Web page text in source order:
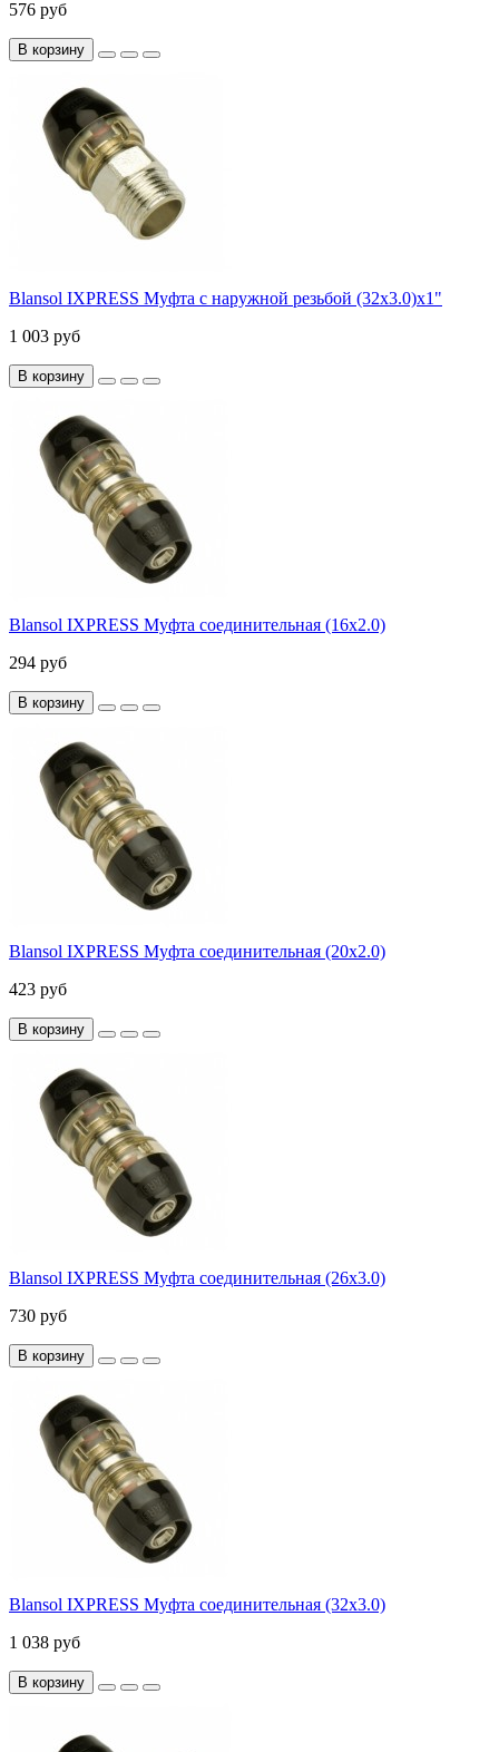
576 руб
В корзину
Blansol IXPRESS Муфта с наружной резьбой (32х3.0)х1"
1 003 руб
В корзину
Blansol IXPRESS Муфта соединительная (16х2.0)
294 руб
В корзину
Blansol IXPRESS Муфта соединительная (20х2.0)
423 руб
В корзину
Blansol IXPRESS Муфта соединительная (26х3.0)
730 руб
В корзину
Blansol IXPRESS Муфта соединительная (32х3.0)
1 038 руб
В корзину